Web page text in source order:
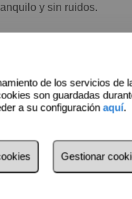
y sin ruidos.
consultar con
tu parcela, ¡Llámanos
de los servicios de
son guardadas
a su configuraciónaquí.
Gestionar